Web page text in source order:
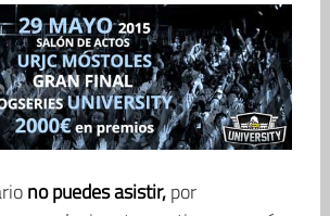
no puedes asistir,por